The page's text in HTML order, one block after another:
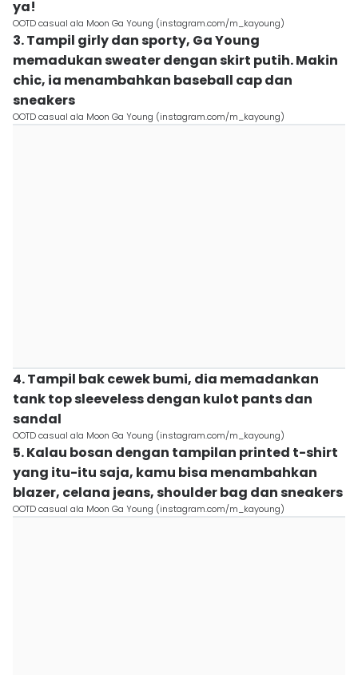
ya!
OOTD casual ala Moon Ga Young (instagram.com/m_kayoung)
3. Tampil girly dan sporty, Ga Young
memadukan sweater dengan skirt putih. Makin
chic, ia menambahkan baseball cap dan
sneakers
OOTD casual ala Moon Ga Young (instagram.com/m_kayoung)
4. Tampil bak cewek bumi, dia memadankan
tank top sleeveless dengan kulot pants dan
sandal
OOTD casual ala Moon Ga Young (instagram.com/m_kayoung)
5. Kalau bosan dengan tampilan printed t-shirt
yang itu-itu saja, kamu bisa menambahkan
blazer, celana jeans, shoulder bag dan sneakers
OOTD casual ala Moon Ga Young (instagram.com/m_kayoung)